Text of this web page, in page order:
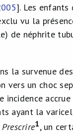
]. Les enfants
vu la
de néphrite
la survenue
un choc
incidence
ayant la
Prescrire1, un